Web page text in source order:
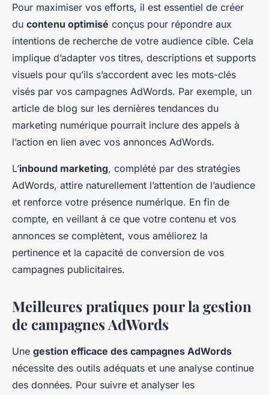
Pour maximiser vos efforts, il est essentiel de créer
du contenu optimisé conçus pour répondre aux
intentions de recherche de votre audience cible. Cela
implique d’adapter vos titres, descriptions et supports
visuels pour qu’ils s’accordent avec les mots-clés
visés par vos campagnes AdWords. Par exemple, un
article de blog sur les dernières tendances du
marketing numérique pourrait inclure des appels à
l’action en lien avec vos annonces AdWords.
L’inbound marketing, complété par des stratégies
AdWords, attire naturellement l’attention de l’audience
et renforce votre présence numérique. En fin de
compte, en veillant à ce que votre contenu et vos
annonces se complètent, vous améliorez la
pertinence et la capacité de conversion de vos
campagnes publicitaires.
Meilleures pratiques pour la gestion
de campagnes AdWords
Une gestion efficace des campagnes AdWords
nécessite des outils adéquats et une analyse continue
des données. Pour suivre et analyser les